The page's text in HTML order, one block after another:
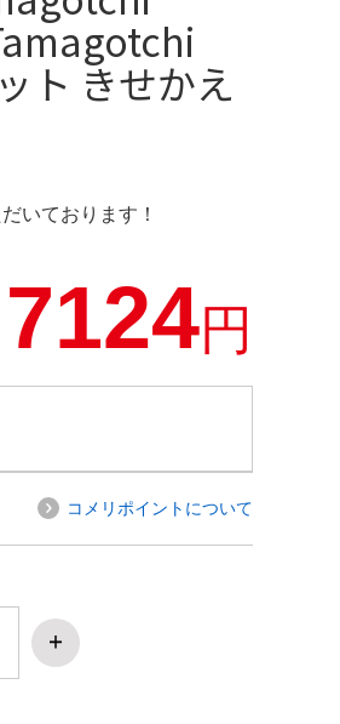
ト きせかえ
いております！
7124円
コメリポイントについて